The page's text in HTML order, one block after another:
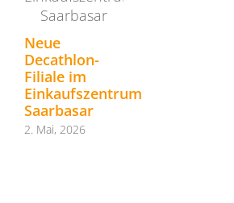
Neue
Decathlon-
Filiale im
Einkaufszentrum
Saarbasar
2. Mai, 2026